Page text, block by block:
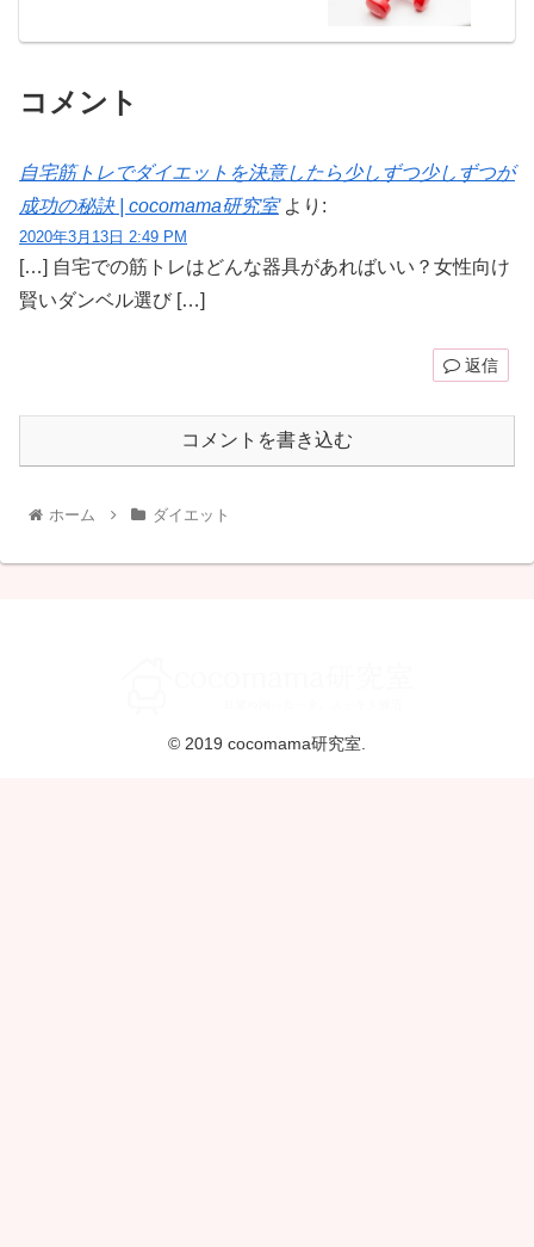
コメント
自宅筋トレでダイエットを決意したら少しずつ少しずつが
成功の秘訣 | cocomama研究室 より:
2020年3月13日 2:49 PM
[…] 自宅での筋トレはどんな器具があればいい？女性向け
賢いダンベル選び […]
返信
コメントを書き込む
ホーム ダイエット
© 2019 cocomama研究室.